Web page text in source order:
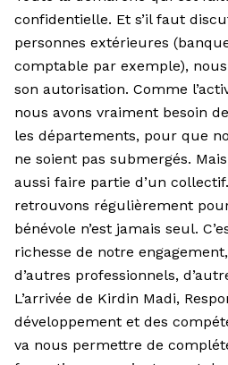
confidentielle. Et s’il faut
personnes extérieures
comptable par exemple), nous
son autorisation. Comme
nous avons vraiment besoin
les départements, pour que
ne soient pas submergés.
aussi faire partie d’un
retrouvons régulièrement
bénévole n’est jamais seul.
richesse de notre engagement,
d’autres professionnels,
L’arrivée de Kirdin Madi,
développement et des
va nous permettre de